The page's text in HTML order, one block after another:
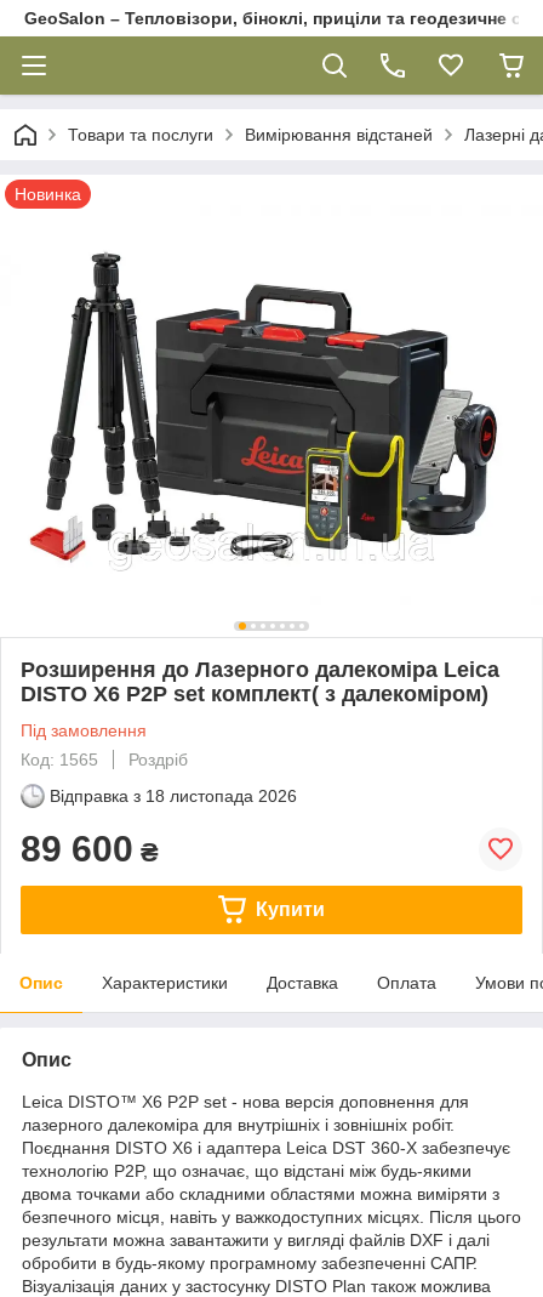
GeoSalon – Тепловізори, біноклі, приціли та геодезичне
Товари та послуги Вимірювання відстаней Лазерні
Новинка
Розширення до Лазерного далекоміра Leica
DISTO X6 P2P set комплект( з далекоміром)
Під замовлення
Код: 1565
Роздріб
Відправка з 18 листопада 2026
89 600 ₴
Купити
Опис Характеристики Доставка Оплата Умови
Опис
Leica DISTO™ X6 P2P set - нова версія доповнення для
лазерного далекоміра для внутрішніх і зовнішніх робіт.
Поєднання DISTO X6 і адаптера Leica DST 360-X забезпечує
технологію P2P, що означає, що відстані між будь-якими
двома точками або складними областями можна виміряти з
безпечного місця, навіть у важкодоступних місцях. Після цього
результати можна завантажити у вигляді файлів DXF і далі
обробити в будь-якому програмному забезпеченні САПР.
Візуалізація даних у застосунку DISTO Plan також можлива